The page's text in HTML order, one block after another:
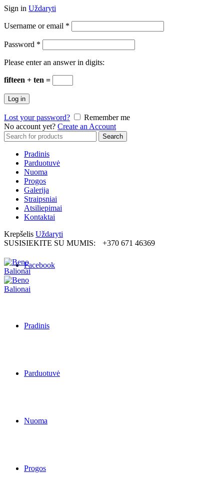
Sign in Uždaryti
Username or email *
Password *
Please enter an answer in digits:
fifteen + ten =
Log in
Lost your password?
Remember me
No account yet? Create an Account
Search
for:
Search
Pradinis
Parduotuvė
Nuoma
Progos
Galerija
Straipsniai
Atsiliepimai
Kontaktai
Krepšelis Uždaryti
SUSISIEKITE SU MUMIS:
+370 671 46369
Facebook
Pradinis
Parduotuvė
Nuoma
Progos